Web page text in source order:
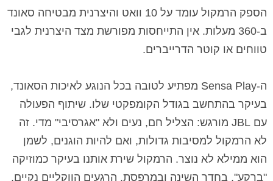
הספק הרמקול עומד על 10 וואט והיצרנית מבטיחה סאונד
ב-360 מעלות. אין התייחסות מפורשת מצד היצרנית לגבי
טווחים או קוטר הדרייברים.
ה-Sensa Play מפתיע לטובה בכל הנוגע לאיכות הסאונד,
בעיקר בהתחשב בגודל הקומפקטי שלו. שיתוף הפעולה
עם JBL מורגש: הצליל חם, נעים ולא "אגרסיבי" מדי. זה
לא הרמקול למסיבות גדולות, ואם להיות הוגנים, לשמן
הוא ממילא לא נוצר. הרמקול שירת אותנו בעיקר כמוזיקה
"ברקע", בחדר השינה ובמרפסת. הרגעים הווקליים נקיים,